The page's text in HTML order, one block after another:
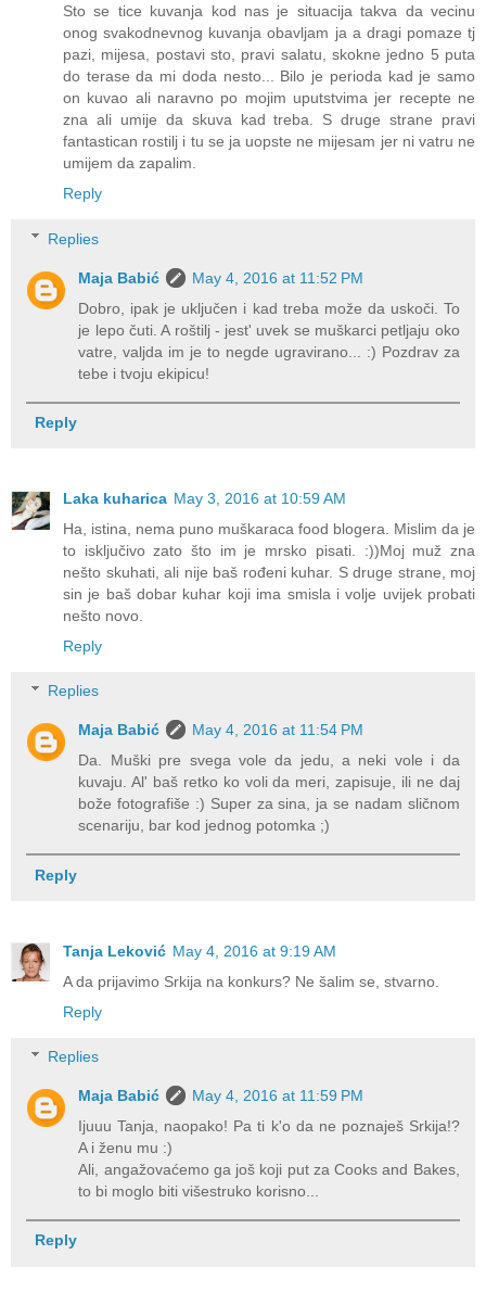
Sto se tice kuvanja kod nas je situacija takva da vecinu
onog svakodnevnog kuvanja obavljam ja a dragi pomaze tj
pazi, mijesa, postavi sto, pravi salatu, skokne jedno 5 puta
do terase da mi doda nesto... Bilo je perioda kad je samo
on kuvao ali naravno po mojim uputstvima jer recepte ne
zna ali umije da skuva kad treba. S druge strane pravi
fantastican rostilj i tu se ja uopste ne mijesam jer ni vatru ne
umijem da zapalim.
Reply
Replies
Maja Babić
May 4, 2016 at 11:52 PM
Dobro, ipak je uključen i kad treba može da uskoči. To
je lepo čuti. A roštilj - jest' uvek se muškarci petljaju oko
vatre, valjda im je to negde ugravirano... :) Pozdrav za
tebe i tvoju ekipicu!
Reply
Laka kuharica May 3, 2016 at 10:59 AM
Ha, istina, nema puno muškaraca food blogera. Mislim da je
to isključivo zato što im je mrsko pisati. :))Moj muž zna
nešto skuhati, ali nije baš rođeni kuhar. S druge strane, moj
sin je baš dobar kuhar koji ima smisla i volje uvijek probati
nešto novo.
Reply
Replies
Maja Babić
May 4, 2016 at 11:54 PM
Da. Muški pre svega vole da jedu, a neki vole i da
kuvaju. Al' baš retko ko voli da meri, zapisuje, ili ne daj
bože fotografiše :) Super za sina, ja se nadam sličnom
scenariju, bar kod jednog potomka ;)
Reply
Tanja Leković May 4, 2016 at 9:19 AM
A da prijavimo Srkija na konkurs? Ne šalim se, stvarno.
Reply
Replies
Maja Babić
May 4, 2016 at 11:59 PM
Ijuuu Tanja, naopako! Pa ti k'o da ne poznaješ Srkija!?
A i ženu mu :)
Ali, angažovaćemo ga još koji put za Cooks and Bakes,
to bi moglo biti višestruko korisno...
Reply